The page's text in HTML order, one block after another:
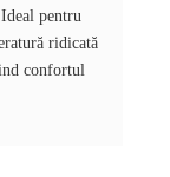
pentru
ridicată
confortul